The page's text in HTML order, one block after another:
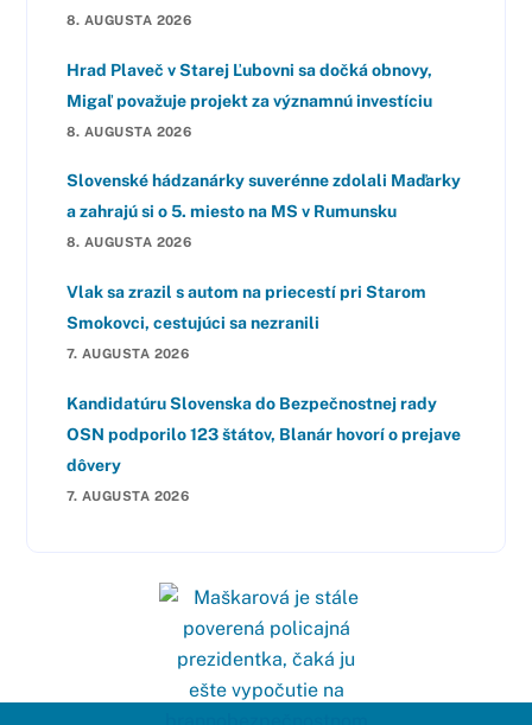
8. AUGUSTA 2026
Hrad Plaveč v Starej Ľubovni sa dočká obnovy,
Migaľ považuje projekt za významnú investíciu
8. AUGUSTA 2026
Slovenské hádzanárky suverénne zdolali Maďarky
a zahrajú si o 5. miesto na MS v Rumunsku
8. AUGUSTA 2026
Vlak sa zrazil s autom na priecestí pri Starom
Smokovci, cestujúci sa nezranili
7. AUGUSTA 2026
Kandidatúru Slovenska do Bezpečnostnej rady
OSN podporilo 123 štátov, Blanár hovorí o prejave
dôvery
7. AUGUSTA 2026